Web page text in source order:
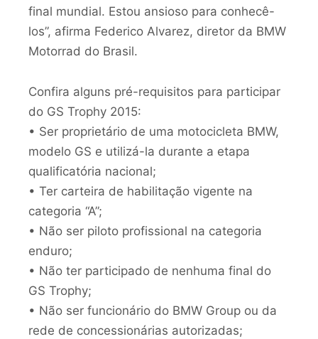
final mundial. Estou ansioso para conhecê-
los”, afirma Federico Alvarez, diretor da BMW
Motorrad do Brasil.
Confira alguns pré-requisitos para participar
do GS Trophy 2015:
• Ser proprietário de uma motocicleta BMW,
modelo GS e utilizá-la durante a etapa
qualificatória nacional;
• Ter carteira de habilitação vigente na
categoria “A”;
• Não ser piloto profissional na categoria
enduro;
• Não ter participado de nenhuma final do
GS Trophy;
• Não ser funcionário do BMW Group ou da
rede de concessionárias autorizadas;